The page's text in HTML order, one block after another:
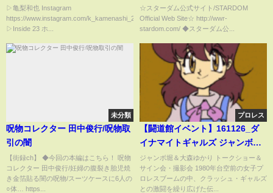
あるんです。
▷亀梨和也 Instagram
https://www.instagram.com/k_kamenashi_23
▷Inside 23 ホ...
る！【スターダム】
☆スターダム公式サイト/STARDOM
Official Web Site☆ http://wwr-
stardom.com/ ◆スターダム公...
未分類
呪物コレクター 田中俊行/呪物取
引の闇
【街録ch】 ◆今回の本編はこちら！ 呪物
コレクター 田中俊行/妊婦の腹裂き胎児焼
き金箔貼る闇の呪物/スーツケースに6人の
○体… https...
プロレス
【闘道館イベント】161126_ダ
イナマイトギャルズ ジャンボ堀
＆大森ゆかり トークショー＆サ
イン会・撮影会
ジャンボ堀＆大森ゆかり トークショー＆
サイン会・撮影会 1980年台空前の女子プ
ロレスブームの中、クラッシュ・ギャルズ
との激闘を繰り広げた伝...